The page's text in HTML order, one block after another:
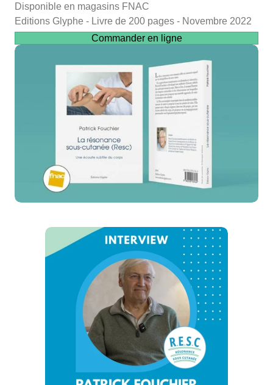
Disponible en magasins FNAC
Editions Glyphe - Livre de 200 pages - Novembre 2022
Commander en ligne